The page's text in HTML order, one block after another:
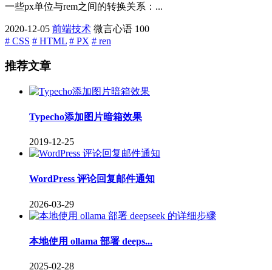
一些px单位与rem之间的转换关系：...
2020-12-05 前端技术 微言心语 100
# CSS # HTML # PX # ren
推荐文章
Typecho添加图片暗箱效果
2019-12-25
WordPress 评论回复邮件通知
2026-03-29
本地使用 ollama 部署 deeps...
2025-02-28